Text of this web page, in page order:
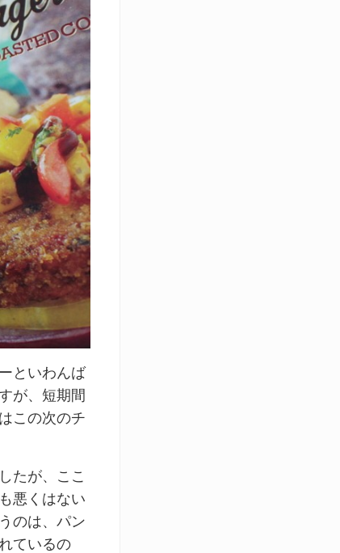
といわんば
が、短期間
この次のチ
たが、ここ
悪くはない
のは、パン
ているの